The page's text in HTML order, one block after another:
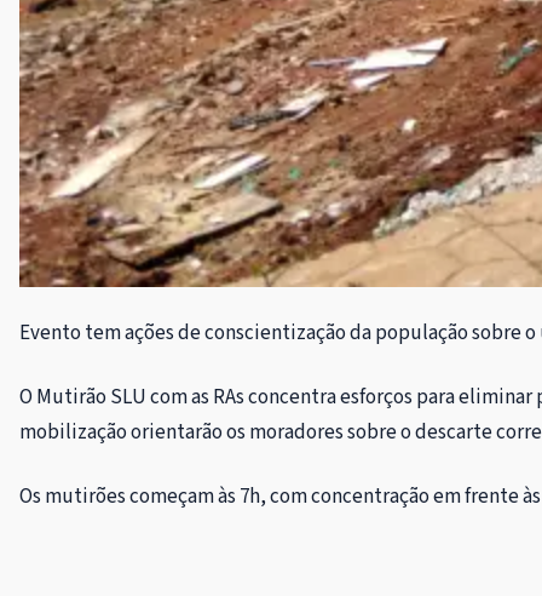
Evento tem ações de conscientização da população
O Mutirão SLU com as RAs concentra esforços para
mobilização orientarão os moradores sobre o descarte
Os mutirões começam às 7h, com concentração em frente